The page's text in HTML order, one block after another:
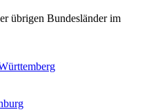
übrigen Bundesländer im